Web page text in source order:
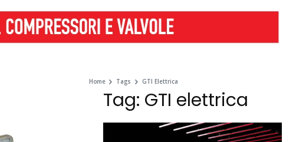
Home Tags GTI Elettrica
Tag: GTI elettrica